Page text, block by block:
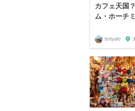
カフェ天国
ム・ホーチ
teriyaki